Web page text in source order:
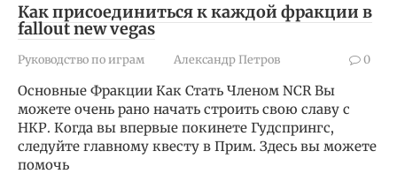
Как присоединиться к каждой фракции в
fallout new vegas
Руководство по играм Александр Петров 0
Основные Фракции Как Стать Членом NCR Вы
можете очень рано начать строить свою славу с
НКР. Когда вы впервые покинете Гудспрингс,
следуйте главному квесту в Прим. Здесь вы можете
помочь